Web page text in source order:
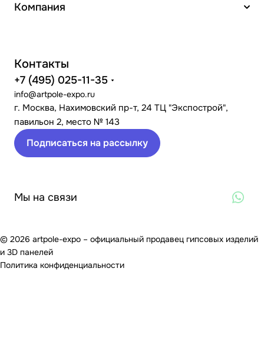
Компания
Контакты
+7 (495) 025-11-35
info@artpole-expo.ru
г. Москва, Нахимовский пр-т, 24 ТЦ "Экспострой",
павильон 2, место № 143
Подписаться на рассылку
Мы на связи
© 2026 artpole-expo – официальный продавец гипсовых изделий
и 3D панелей
Политика конфиденциальности